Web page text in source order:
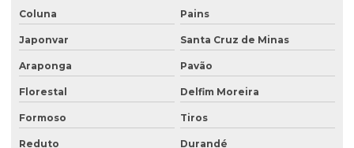
Coluna Pains
Japonvar Santa Cruz de Minas
Araponga Pavão
Florestal Delfim Moreira
Formoso Tiros
Reduto Durandé